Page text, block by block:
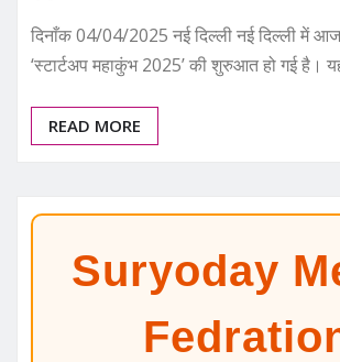
दिनाँक 04/04/2025 नई दिल्ली नई दिल्ली में
‘स्टार्टअप महाकुंभ 2025’ की शुरुआत हो गई है।
READ MORE
Suryoday